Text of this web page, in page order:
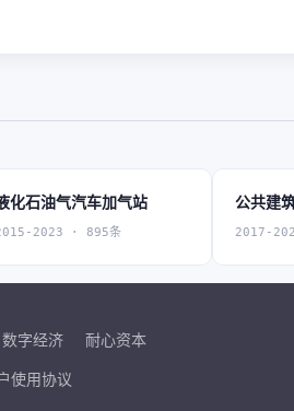
化石油气汽车加气站
2023 · 895条
公共建
2017-
数字经济 耐心资本
使用协议